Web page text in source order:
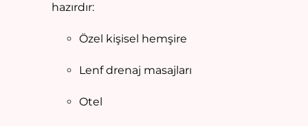
hazırdır:
Özel kişisel hemşire
Lenf drenaj masajları
Otel